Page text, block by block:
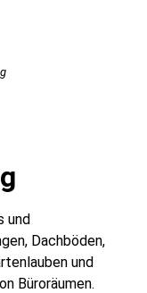
und
Dachböden,
und
Büroräumen.